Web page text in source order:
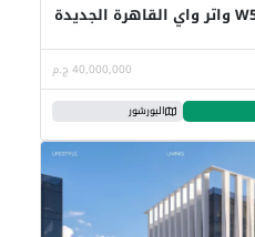
مكتب للبيع 208م في مول W55 واتر واي القاهرة الجديدة
40,000,000 ج.م
البورشور